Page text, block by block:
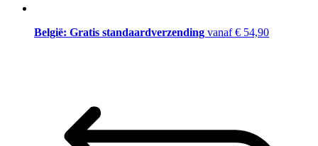
België: Gratis standaardverzending vanaf € 54,90